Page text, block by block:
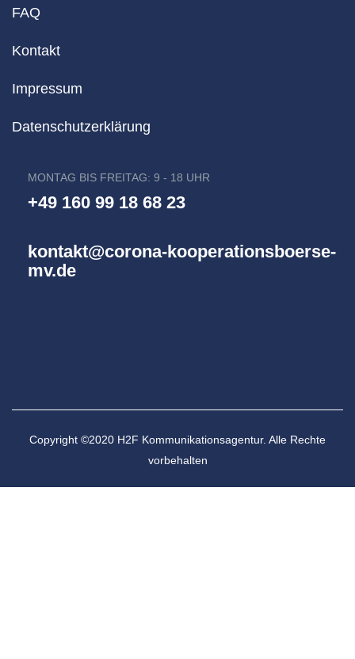
FAQ
Kontakt
Impressum
Datenschutzerklärung
MONTAG BIS FREITAG: 9 - 18 UHR
+49 160 99 18 68 23
kontakt@corona-kooperationsboerse-
mv.de
Copyright ©2020 H2F Kommunikationsagentur. Alle Rechte
vorbehalten